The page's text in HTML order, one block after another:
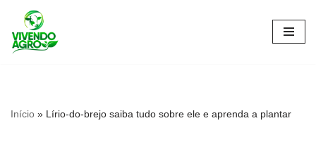
Pular
para
Início » Lírio-do-brejo saiba tudo sobre ele e aprenda a plantar